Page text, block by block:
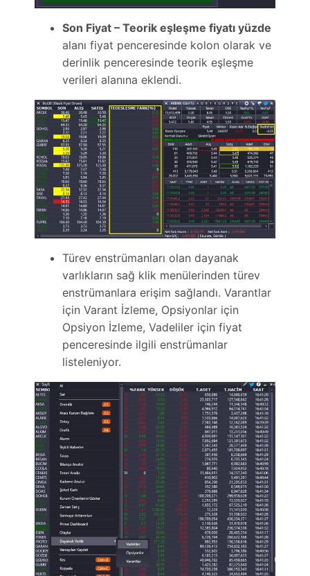
Son Fiyat – Teorik eşleşme fiyatı yüzde
alanı fiyat penceresinde kolon olarak ve
derinlik penceresinde teorik eşleşme
verileri alanına eklendi.
Türev enstrümanları olan dayanak
varlıkların sağ klik menülerinden türev
enstrümanlara erişim sağlandı. Varantlar
için Varant İzleme, Opsiyonlar için
Opsiyon İzleme, Vadeliler için fiyat
penceresinde ilgili enstrümanlar
listeleniyor.